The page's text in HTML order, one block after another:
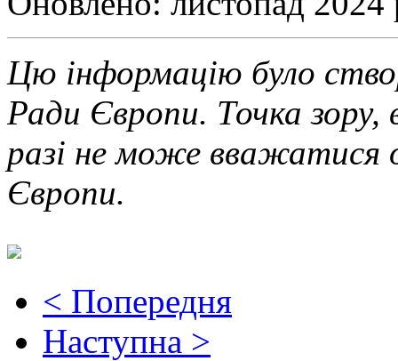
Цю інформацію було
Ради Європи. Точка зору,
разі не може вважатися
Європи.
< Попередня
Наступна >